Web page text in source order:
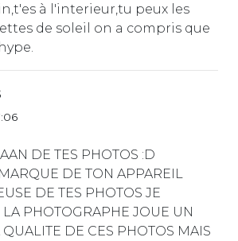
à l'interieur,tu peux les
de soleil on a compris que
DE TES PHOTOS :D
DE TON APPAREIL
DE TES PHOTOS JE
PHOTOGRAPHE JOUE UN
DE CES PHOTOS MAIS